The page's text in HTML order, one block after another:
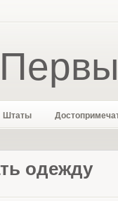
Штаты
одежду